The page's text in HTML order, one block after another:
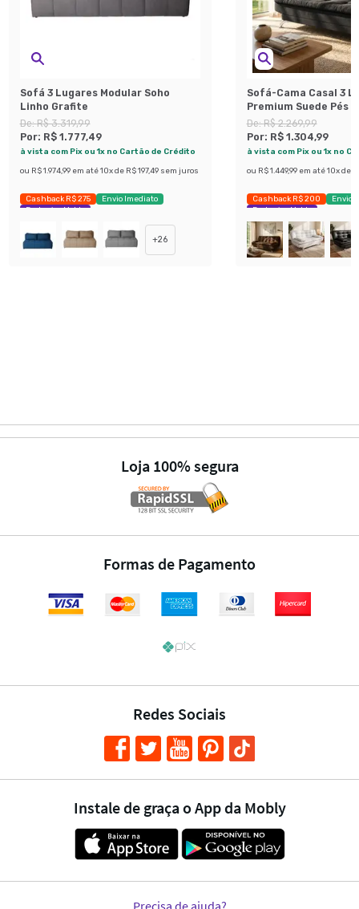
Sofá 3 Lugares Modular Soho
Linho Grafite
De:R$ 3.319,99
Por: R$ 1.777,49
à vista com Pix ou 1x no Cartão de Crédito
ou R$ 1.974,99 em até 10x de R$ 197,49 sem juros
Cashback R$ 275
Envio Imediato
Exclusivo Mobly
+26
Sofá-Cama Casal 3
Premium Suede Pés
Preto
De:R$ 2.269,99
Por: R$ 1.304,99
à vista com Pix ou 1x no
ou R$ 1.449,99 em até 10x de
Cashback R$ 200
Envio
Exclusivo Mobly